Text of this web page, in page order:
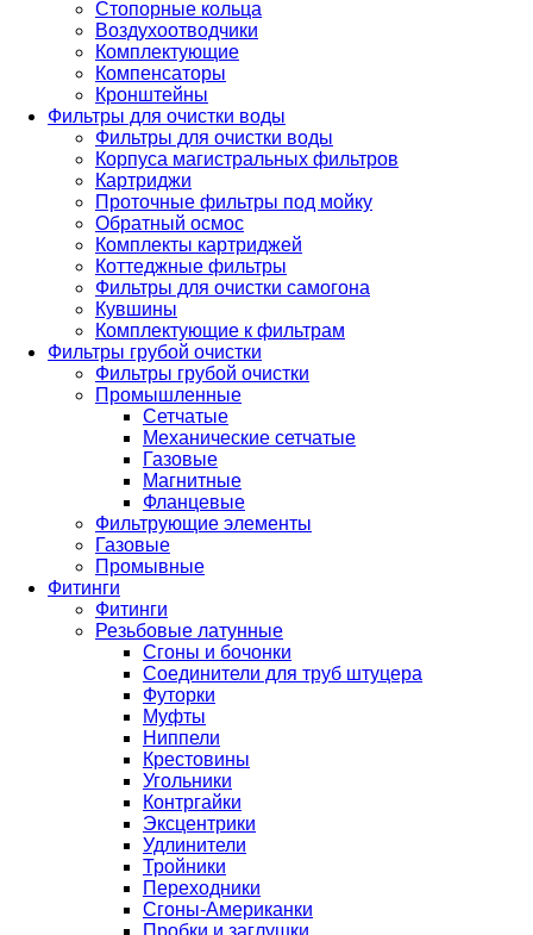
Стопорные кольца
Воздухоотводчики
Комплектующие
Компенсаторы
Кронштейны
Фильтры для очистки воды
Фильтры для очистки воды
Корпуса магистральных фильтров
Картриджи
Проточные фильтры под мойку
Обратный осмос
Комплекты картриджей
Коттеджные фильтры
Фильтры для очистки самогона
Кувшины
Комплектующие к фильтрам
Фильтры грубой очистки
Фильтры грубой очистки
Промышленные
Сетчатые
Механические сетчатые
Газовые
Магнитные
Фланцевые
Фильтрующие элементы
Газовые
Промывные
Фитинги
Фитинги
Резьбовые латунные
Сгоны и бочонки
Соединители для труб штуцера
Футорки
Муфты
Ниппели
Крестовины
Угольники
Контргайки
Эксцентрики
Удлинители
Тройники
Переходники
Сгоны-Американки